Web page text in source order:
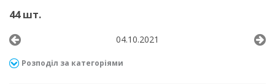
44 шт.
04.10.2021
Розподіл за категоріями